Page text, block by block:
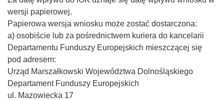
wersji papierowej.
Papierowa wersja wniosku może zostać dostarczona:
a) osobiście lub za pośrednictwem kuriera do kancelarii
Departamentu Funduszy Europejskich mieszczącej się
pod adresem:
Urząd Marszałkowski Województwa Dolnośląskiego
Departament Funduszy Europejskich
ul. Mazowiecka 17